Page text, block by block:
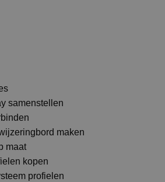
samenstellen
maken
maat
kopen
profielen